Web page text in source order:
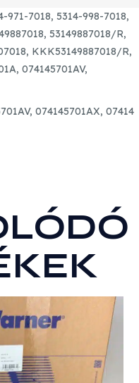
971-7018, 5314-998-7018,
53149887018/R,
KKK53149887018/R,
074145701AV,
074145701AX, 07414